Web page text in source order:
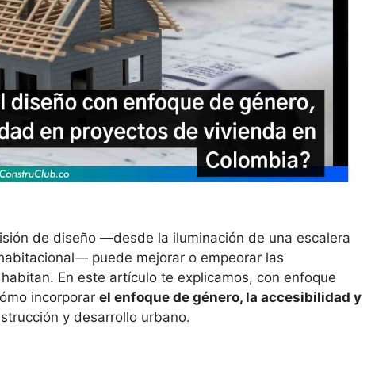
de diseño —desde la iluminación de una escalera
puede mejorar o empeorar las
En este artículo te explicamos, con enfoque
incorporarel enfoque de género, la accesibilidad y
y desarrollo urbano.